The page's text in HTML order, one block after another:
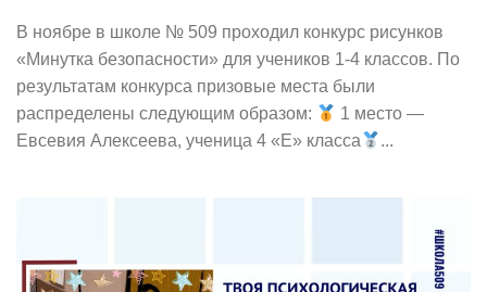
В ноябре в школе № 509 проходил конкурс рисунков
«Минутка безопасности» для учеников 1-4 классов. По
результатам конкурса призовые места были
распределены следующим образом:
1 место —
Евсевия Алексеева, ученица 4 «Е» класса
...